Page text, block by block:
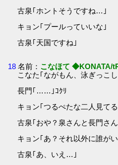
古泉｢ホントそうですね…｣
キョン｢プールっていいな｣
古泉｢天国ですね｣
18 名前： こなほて ◆KONATA/
こなた｢ながもん、泳ぎっこ
長門｢……｣ｺｸﾘ
キョン｢つるぺたな二人見て
古泉｢おや？泉さんと長門さ
キョン｢あ？それ以外に誰が
古泉｢あ、いえ…｣